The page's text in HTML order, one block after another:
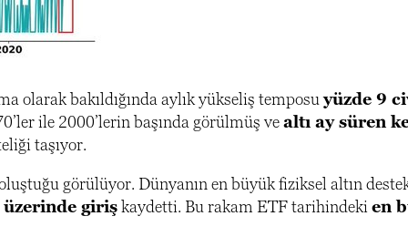
olarak bakıldığında aylık yükseliş temposuyüzde 9
ile 2000’lerin başında görülmüş vealtı ay süren
taşıyor.
görülüyor. Dünyanın en büyük fiziksel altın
girişkaydetti. Bu rakam ETF tarihindekien